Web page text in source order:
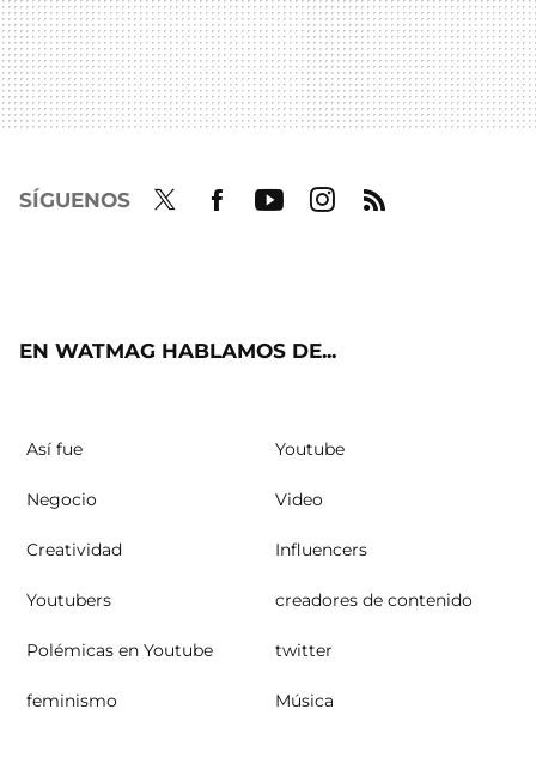
SÍGUENOS
EN WATMAG HABLAMOS DE...
Así fue Youtube
Negocio Video
Creatividad Influencers
Youtubers creadores de contenido
Polémicas en Youtube twitter
feminismo Música